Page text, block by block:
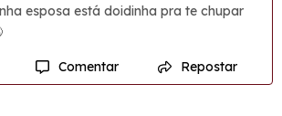
esposa está doidinha pra te chupar
Comentar Repostar